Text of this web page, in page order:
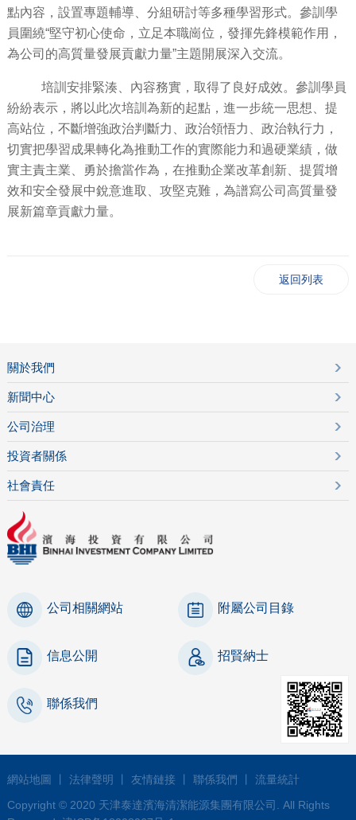
點內容，設置專題輔導、分組研討等多種學習形式。參訓學
員圍繞“堅守初心使命，立足本職崗位，發揮先鋒模範作用，
為公司的高質量發展貢獻力量”主題開展深入交流。
培訓安排緊湊、內容務實，取得了良好成效。參訓學員
紛紛表示，將以此次培訓為新的起點，進一步統一思想、提
高站位，不斷增強政治判斷力、政治領悟力、政治執行力，
切實把學習成果轉化為推動工作的實際能力和過硬業績，做
實主責主業、勇於擔當作為，在推動企業改革創新、提質增
效和安全發展中銳意進取、攻堅克難，為譜寫公司高質量發
展新篇章貢獻力量。
返回列表
關於我們
新聞中心
公司治理
投資者關係
社會責任
公司相關網站 附屬公司目錄
信息公開 招賢納士
聯係我們
網站地圖 法律聲明 友情鏈接 聯係我們
流量統計
Copyright © 2020 天津泰達濱海清潔能源集團有限公司. All Rights